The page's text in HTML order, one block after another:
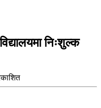
निःशुल्क